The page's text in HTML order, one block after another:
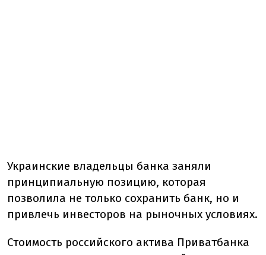
Украинские владельцы банка заняли
принципиальную позицию, которая
позволила не только сохранить банк, но и
привлечь инвесторов на рыночных условиях.
Стоимость российского актива Приватбанка